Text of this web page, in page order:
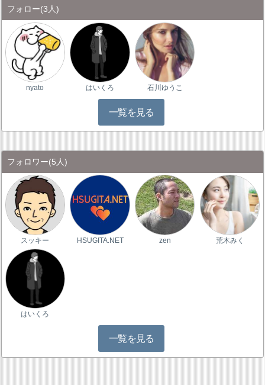
フォロー(3人)
nyato はいくろ 石川ゆうこ
一覧を見る
フォロワー(5人)
スッキー HSUGITA.NET zen 荒木みく
はいくろ
一覧を見る